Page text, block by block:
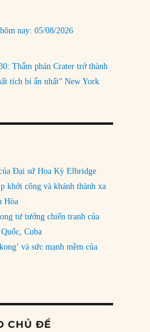
nay: 05/08/2026
Thẩm phán Crater trở thành
tích bí ẩn nhất” New York
Đại sứ Hoa Kỳ Elbridge
khởi công và khánh thành xa
Hòa
tư tưởng chiến tranh của
Cuba
và sức mạnh mềm của
CHỦ ĐỀ